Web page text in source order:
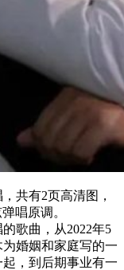
共有2页高清图，
唱原调。
歌曲，从2022年5
婚姻和家庭写的一
，到后期事业有一